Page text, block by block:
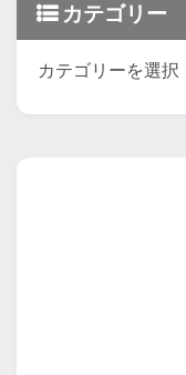
カテゴリー